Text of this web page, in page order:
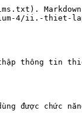
4/ii.-thiet-
thông tin
được chức